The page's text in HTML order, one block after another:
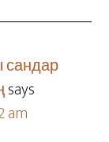
сандар
says
am